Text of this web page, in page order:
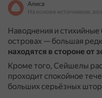
Алиса
Наводнения и
островах — большая
находятся в стороне от
Кроме того, Сейшелы
проходит спокойное
больших серьёзных